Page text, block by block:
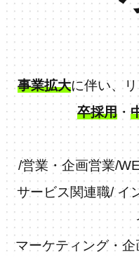
事業拡大に伴い、
卒採用 ・
/営業・企画営業/
サービス関連職/イ
マーケティング・